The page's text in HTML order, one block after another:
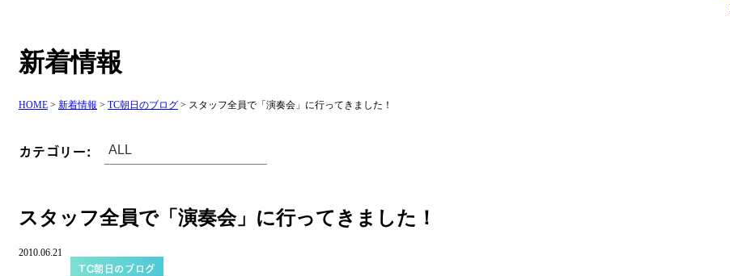
新着情報
HOME > 新着情報 > TC朝日のブログ > スタッフ全員で「演奏会」に行ってきました！
カテゴリー:
スタッフ全員で「演奏会」に行ってきました！
2010.06.21
TC朝日のブログ